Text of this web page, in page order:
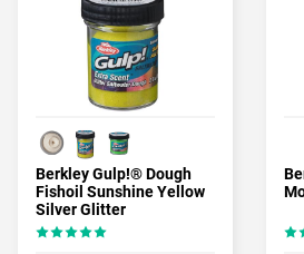
Berkley Gulp!® Dough
Fishoil Sunshine Yellow
Silver Glitter